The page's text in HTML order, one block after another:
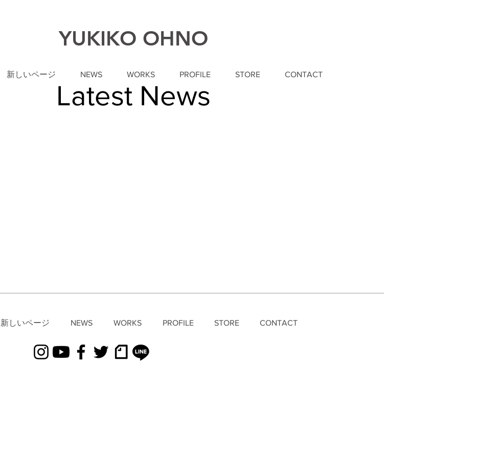
YUKIKO OHNO
Latest News
新しいページ NEWS WORKS PROFILE STORE CONTACT
新しいページ NEWS WORKS PROFILE STORE CONTACT